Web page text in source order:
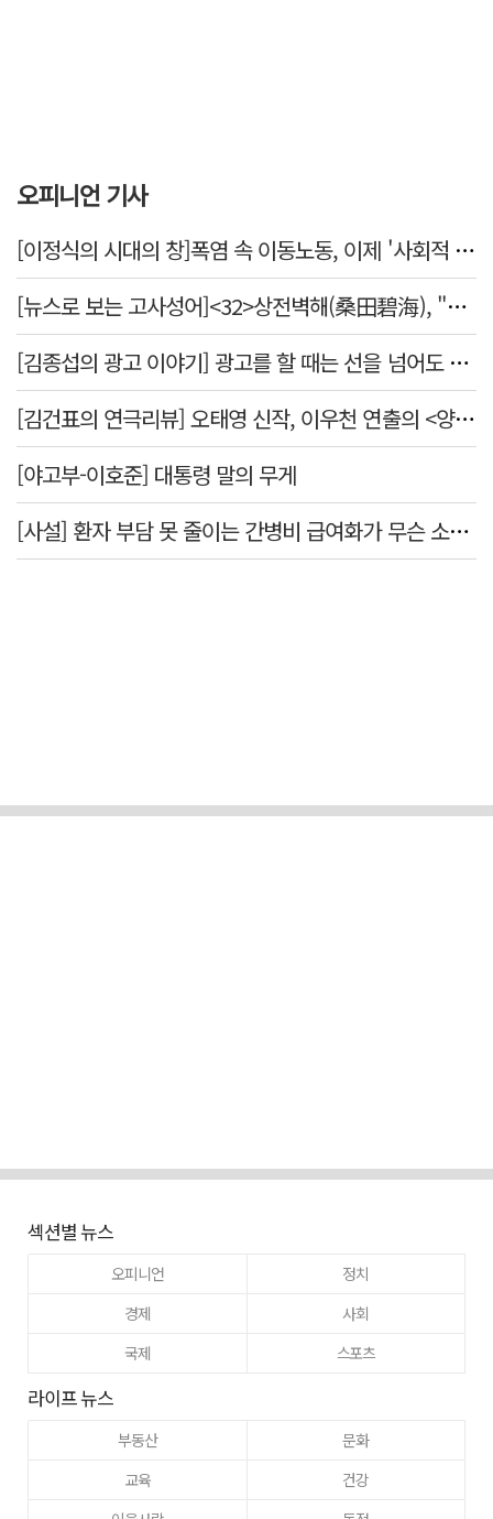
오피니언 기사
[이정식의 시대의 창]폭염 속 이동노동, 이제 '사회적 위험 관리'로 전환할 때
[뉴스로 보는 고사성어]<32>상전벽해(桑田碧海), "뽕나무밭이 푸른 바다가 되었다."
[김종섭의 광고 이야기] 광고를 할 때는 선을 넘어도 좋습니다.
[김건표의 연극리뷰] 오태영 신작, 이우천 연출의 <양은 양순하다>"국민을 온순한 양으로 길들이는 전체주의적 정치의 알레고리"
[야고부-이호준] 대통령 말의 무게
[사설] 환자 부담 못 줄이는 간병비 급여화가 무슨 소용인가
섹션별 뉴스
오피니언
정치
경제
사회
국제
스포츠
라이프 뉴스
부동산
문화
교육
건강